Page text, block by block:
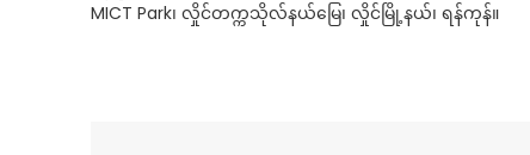
MICT Park၊ လှိုင်တက္ကသိုလ်နယ်မြေ၊ လှိုင်မြို့နယ်၊ ရန်ကုန်။